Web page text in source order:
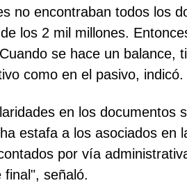
no encontraban todos los
los 2 mil millones.
se hace un balance,
como en el pasivo, indicó.
en los
estafa a los asociados
por vía
final", señaló.